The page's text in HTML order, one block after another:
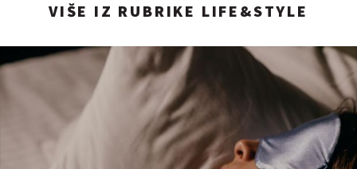
VIŠE IZ RUBRIKE LIFE&STYLE